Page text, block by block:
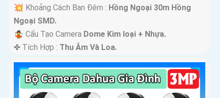
💥 Khoảng Cách Ban Đêm : Hồng Ngoại 30m Hồng
Ngoại SMD.
🤹 Cấu Tạo Camera Dome Kim loại + Nhựa.
️✤ Tích Hợp : Thu Âm Và Loa.